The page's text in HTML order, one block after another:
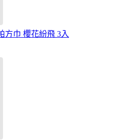
方巾 櫻花紛飛 3入